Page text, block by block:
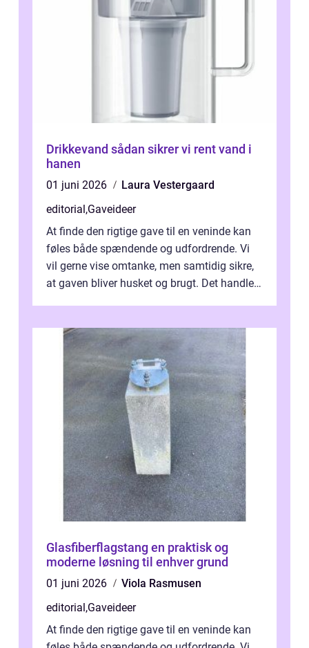
Drikkevand sådan sikrer vi rent vand i
hanen
01 juni 2026
Laura Vestergaard
editorial ,Gaveideer
At finde den rigtige gave til en veninde kan
føles både spændende og udfordrende. Vi
vil gerne vise omtanke, men samtidig sikre,
at gaven bliver husket og brugt. Det handler
Glasfiberflagstang en praktisk og
moderne løsning til enhver grund
01 juni 2026
Viola Rasmusen
editorial ,Gaveideer
At finde den rigtige gave til en veninde kan